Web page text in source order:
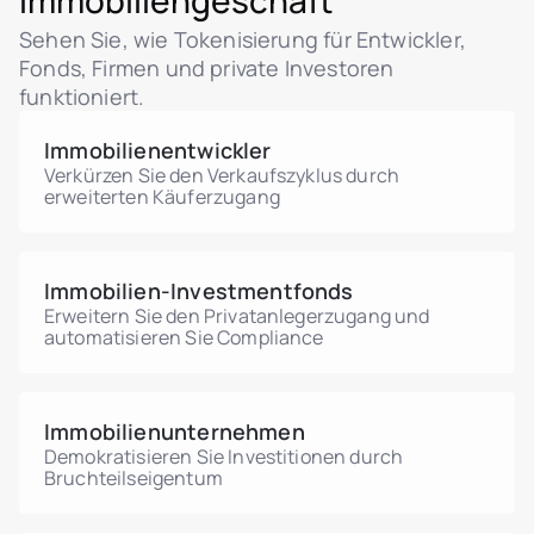
Jahr.
zuzüglich 5 % persönlicher Einkommensteuer
auf die Bruttoeinnahmen. Die steuerliche
Behandlung eines tokenisierten Anteils
hängt von seiner Struktur ab – lassen Sie sich
Steuerberater beraten.
Da digitale Assets nun gesetzlich anerkannt
sind und ein regulierter Pilot läuft, baut das
Land die tokenisierte Immobilienwirtschaft
auf einer regelkonformen, beaufsichtigten
Grundlage neu auf.
Sehen Sie, wie Tokenisierung für Entwickler,
Fonds, Firmen und private Investoren
funktioniert.
Immobilienentwickler
Verkürzen Sie den Verkaufszyklus durch
erweiterten Käuferzugang
Immobilien-Investmentfonds
Erweitern Sie den Privatanlegerzugang und
automatisieren Sie Compliance
Immobilienunternehmen
Demokratisieren Sie Investitionen durch
Bruchteilseigentum